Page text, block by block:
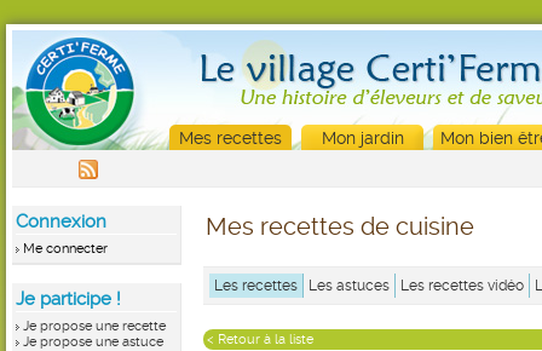
Mes recettes Mon jardin Mon bien
Connexion
Me connecter
Je participe !
Je propose une recette
Je propose une astuce
Mes recettes de cuisine
Les recettes Les astuces Les recettes vidéo
< Retour à la liste